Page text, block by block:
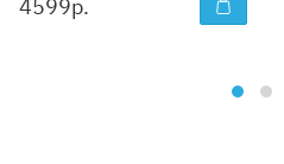
4599р.